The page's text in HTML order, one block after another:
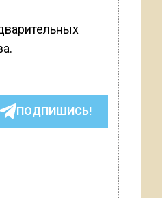
ПОДПИШИСЬ!